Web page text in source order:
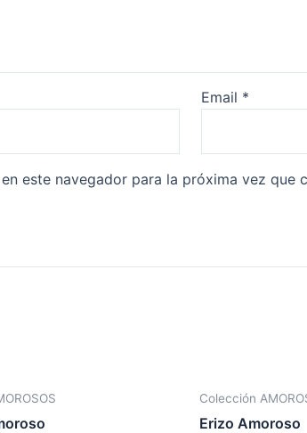
Email *
este navegador para la próxima vez que
Colección
Erizo Amoroso